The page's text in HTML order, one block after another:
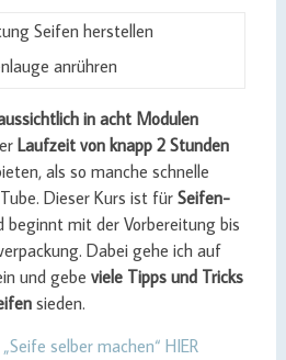
anrühren
in acht Modulen
Laufzeit von knapp 2 Stunden
als so manche schnelle
Dieser Kurs ist für Seifen-
mit der Vorbereitung bis
Dabei gehe ich auf
und gebe viele Tipps und Tricks
sieden.
selber machen“ HIER